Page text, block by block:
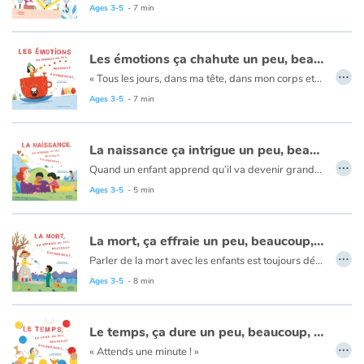
À partir d’exemples sensibles et drôles choisis à hauteur d’enfant, cet album met les notions abstraites de mesure et de distance à la portée des plus jeunes.
Ages 3-5 - 7 min
Les émotions ça chahute un peu, beaucoup, énormément...
« Tous les jours, dans ma tête, dans mon corps et dans mon cœur, c'est un tourbillon d'émotions. »
En route à l’assaut de ces sentiments impalpables et confus !
Ages 3-5 - 7 min
…
La naissance ça intrigue un peu, beaucoup, énormément...
Quand un enfant apprend qu’il va devenir grande sœur ou grand frère, mille pensées s’agitent dans sa tête. Comment Bébé est-il arrivé là ? Que se passe-t-il dans le ventre de Maman pendant 9 mois ? Et comment Bébé va-t-il sortir ?
Avec beaucoup de douceur et de tendresse, cet album accompagne les enfants dans cette grande aventure ! Il explique toutes les étapes de la conception d'un bébé, de la naissance, mais aussi du retour à la maison, en répondant à leurs questionnements et en les rassurant.
Ages 3-5 - 5 min
…
La mort, ça effraie un peu, beaucoup, énormément...
Parler de la mort avec les enfants est toujours délicat ! On ne trouve pas toujours les mots pour s'exprimer, pour les réconforter… Pourtant, la mort fait partie de la vie. Tous les êtres vivants naissent, vivent et meurent, laissant la place aux suivants… C'est ainsi que le cycle de la vie se perpétue de génération en génération. Comment les personnes âgées sont accompagnées en fin de vie ? Que se passe-t-il si on perd ses parents ? N'y-a-t-il qu'une seule façon de réagir à la mort d'un être cher ? Chaque personne a sa façon de vivre son deuil : certains préfèrent être seuls, d'autres sont plus rassurés d'être en groupe afin de partager leur peine ou de se remémorer les bons moments passés avec le défunt. Tout dépend aussi de sa culture, de ses croyances… Une chose est sûre : la mort, ça effraie beaucoup moins quand on en parle !
Ages 3-5 - 8 min
…
Le temps, ça dure un peu, beaucoup, énormément
« Attends une minute ! »
…